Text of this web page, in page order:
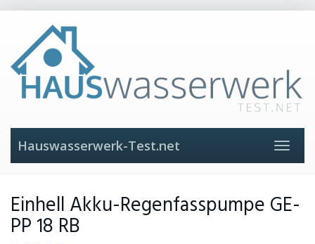
content
Toggle
Hauswasserwerk-Test.net
Einhell Akku-Regenfasspumpe GE-
PP 18 RB